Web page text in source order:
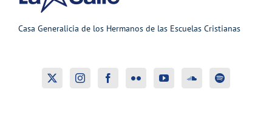
Casa Generalicia de los Hermanos de las Escuelas Cristianas